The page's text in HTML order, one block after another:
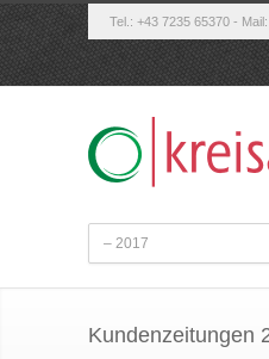
Tel.: +43 7235 65370 - Mail:
Kundenzeitungen